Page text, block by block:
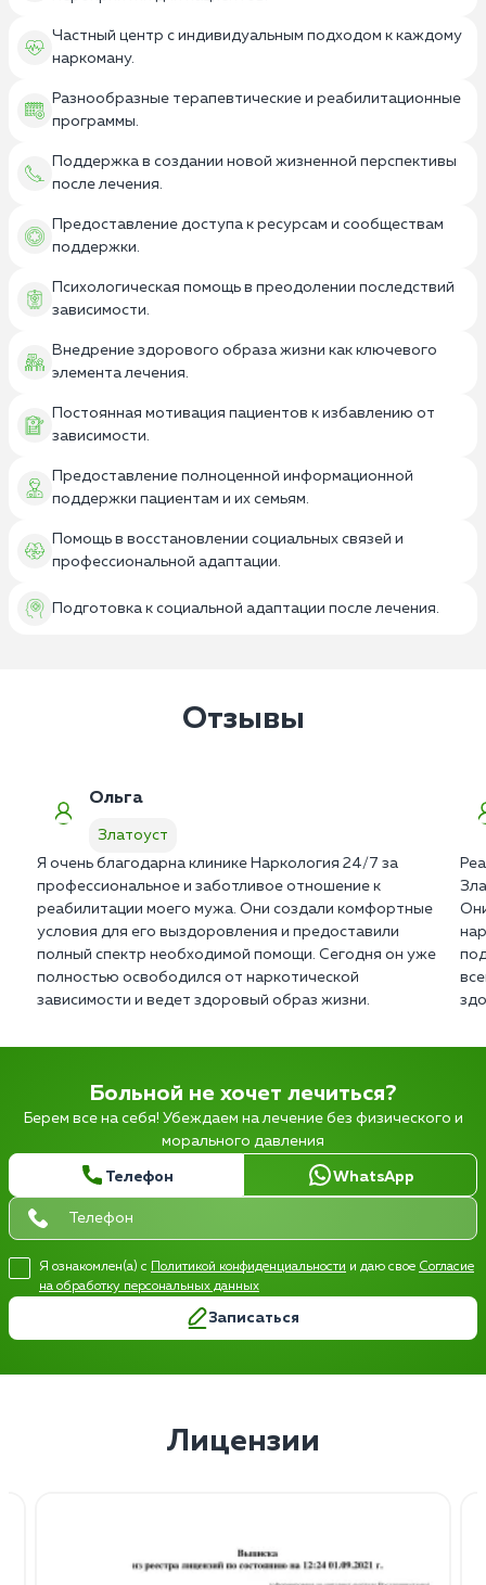
Частный центр с индивидуальным подходом к каждому
наркоману.
Разнообразные терапевтические и реабилитационные
программы.
Поддержка в создании новой жизненной перспективы
после лечения.
Предоставление доступа к ресурсам и сообществам
поддержки.
Психологическая помощь в преодолении последствий
зависимости.
Внедрение здорового образа жизни как ключевого
элемента лечения.
Постоянная мотивация пациентов к избавлению от
зависимости.
Предоставление полноценной информационной
поддержки пациентам и их семьям.
Помощь в восстановлении социальных связей и
профессиональной адаптации.
Подготовка к социальной адаптации после лечения.
Отзывы
Ольга
Златоуст
Я очень благодарна клинике Наркология 24/7 за
профессиональное и заботливое отношение к
реабилитации моего мужа. Они создали комфортные
условия для его выздоровления и предоставили
полный спектр необходимой помощи. Сегодня он уже
полностью освободился от наркотической
зависимости и ведет здоровый образ жизни.
Больной не хочет лечиться?
Берем все на себя! Убеждаем на лечение без физического и
морального давления
Телефон WhatsApp
Я ознакомлен(а) с Политикой конфиденциальности и даю свое Согласие
на обработку персональных данных
Записаться
Лицензии